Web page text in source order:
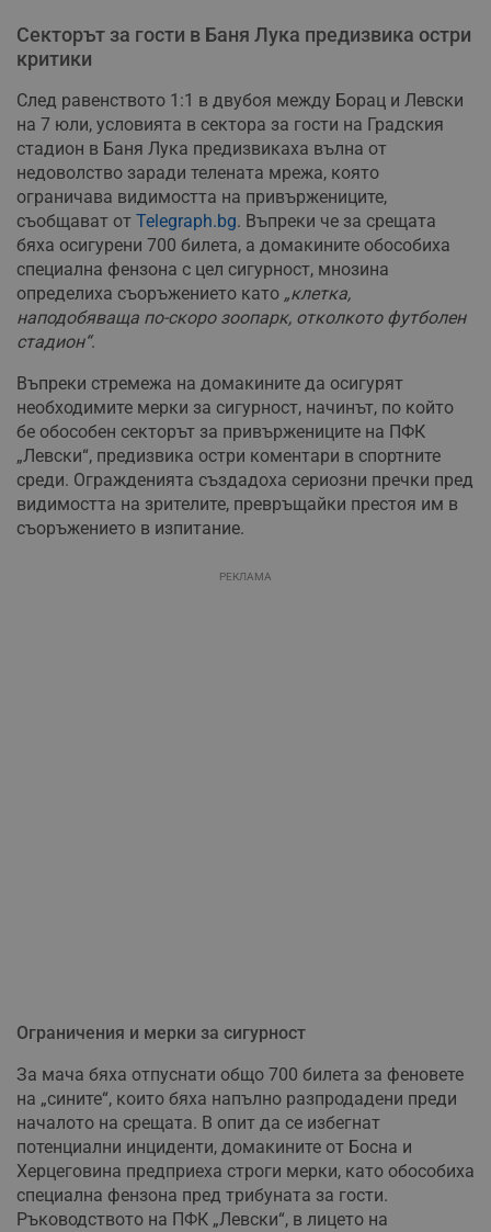
Секторът за гости в Баня Лука предизвика остри
критики
След равенството 1:1 в двубоя между Борац и Левски
на 7 юли, условията в сектора за гости на Градския
стадион в Баня Лука предизвикаха вълна от
недоволство заради телената мрежа, която
ограничава видимостта на привържениците,
съобщават от Telegraph.bg. Въпреки че за срещата
бяха осигурени 700 билета, а домакините обособиха
специална фензона с цел сигурност, мнозина
определиха съоръжението като „клетка,
наподобяваща по-скоро зоопарк, отколкото футболен
стадион“.
Въпреки стремежа на домакините да осигурят
необходимите мерки за сигурност, начинът, по който
бе обособен секторът за привържениците на ПФК
„Левски“, предизвика остри коментари в спортните
среди. Огражденията създадоха сериозни пречки пред
видимостта на зрителите, превръщайки престоя им в
съоръжението в изпитание.
РЕКЛАМА
Ограничения и мерки за сигурност
За мача бяха отпуснати общо 700 билета за феновете
на „сините“, които бяха напълно разпродадени преди
началото на срещата. В опит да се избегнат
потенциални инциденти, домакините от Босна и
Херцеговина предприеха строги мерки, като обособиха
специална фензона пред трибуната за гости.
Ръководството на ПФК „Левски“, в лицето на